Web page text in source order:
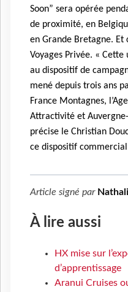
Soon” sera opérée
de proximité, en
en Grande Bretagne.
Voyages Privée. «
au dispositif de
mené depuis trois ans
France Montagnes,
Attractivité et
précise le Christian
ce dispositif
Article signé par
À lire aussi
HX mise sur
d’apprentissage
Aranui Cruises